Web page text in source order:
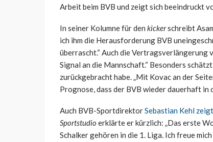
Arbeit beim BVB und zeigt sich beeindruckt
In seiner Kolumne für den kickerschreibt
ich ihm die Herausforderung BVB
überrascht.“ Auch die
Signal an die Mannschaft.“ Besonders
zurückgebracht habe. „Mit Kovac an der
Prognose, dass der BVB wieder dauerhaft
Auch BVB-SportdirektorSebastian Kehl
Sportstudio erklärte er kürzlich: „Das erste
Schalker gehören in die 1. Liga. Ich freue